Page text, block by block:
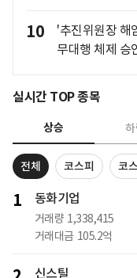
10
'추진위원장 해
무대행 체제 승
실시간 TOP 종목
상승
전체 코스피 코
1 동화기업
거래량 1,338,415
거래대금 105.2억
신스틸